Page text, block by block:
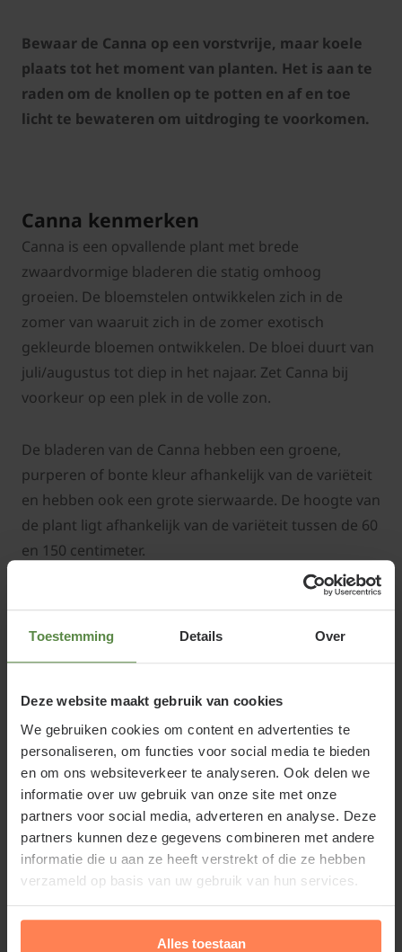
Toestemming Details Over
Deze website maakt gebruik van cookies
We gebruiken cookies om content en advertenties te
personaliseren, om functies voor social media te bieden
en om ons websiteverkeer te analyseren. Ook delen we
informatie over uw gebruik van onze site met onze
partners voor social media, adverteren en analyse. Deze
partners kunnen deze gegevens combineren met andere
informatie die u aan ze heeft verstrekt of die ze hebben
verzameld op basis van uw gebruik van hun services.
Alles toestaan
Bewaar de Canna op een vorstvrije, maar koele
plaats tot het moment van planten. Het is aan te
raden om de knollen op te potten en af en toe
licht te bewateren om uitdroging te voorkomen.
Canna kenmerken
Canna is een opvallende plant met brede
zwaardvormige bladeren die statig omhoog
groeien. De bloemstelen ontwikkelen zich in de
zomer van waaruit zich in de zomer exotisch
gekleurde bloemen ontwikkelen. De bloei duurt van
juli/augustus tot diep in het najaar. Zet Canna bij
voorkeur op een plek in de volle zon.
De bladeren van de Canna hebben een groene,
purperen of bonte kleur afhankelijk van de variëteit
en hebben ook een grote sierwaarde. De hoogte van
de plant ligt afhankelijk van de variëteit tussen de 60
en 150 centimeter.
De Canna vindt zijn oorsprong in Zuid Amerika. Eind
19e eeuw is de plant op grote schaal naar Europa
Daarna zijn ook veel liefhebbers begonnen met het
kweken van deze plant. In delen van Zuid-Europa is
de plant wel grotendeels winterhard.
Canna planten
Canna houdt van een warme plek in de volle zon. Op
schaduwrijke plekken zal de plant niet tot bloei